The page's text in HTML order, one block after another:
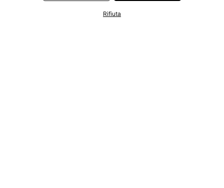
Limited, Pinterest Europe Limited, RTB-House GmbH, TikTok
Rifiuta